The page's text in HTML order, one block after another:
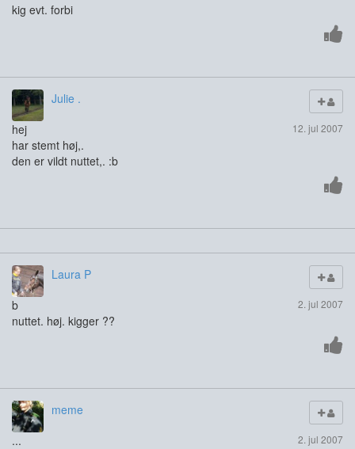
kig evt. forbi
Julie .
12. jul 2007
hej
har stemt høj,.
den er vildt nuttet,. :b
Laura P
2. jul 2007
b
nuttet. høj. kigger ??
meme
2. jul 2007
...